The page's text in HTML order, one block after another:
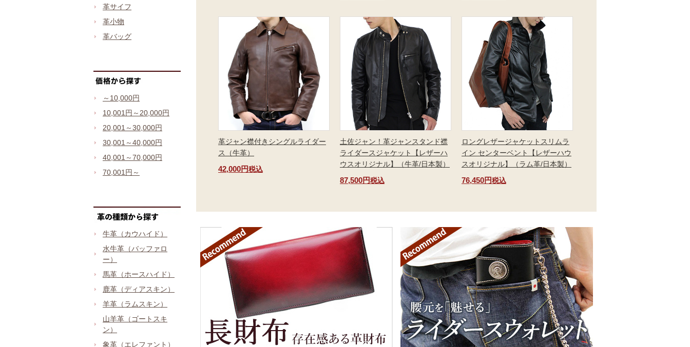
革サイフ
革小物
革バッグ
～10,000円
10,001円～20,000円
20,001～30,000円
30,001～40,000円
40,001～70,000円
70,001円～
牛革（カウハイド）
水牛革（バッファロ
ー）
馬革（ホースハイド）
鹿革（ディアスキン）
羊革（ラムスキン）
山羊革（ゴートスキ
ン）
象革（エレファント）
革ジャン襟付きシングルライダー
ス（牛革）
42,000円税込
土佐ジャン！革ジャンスタンド襟
ライダースジャケット【レザーハ
ウスオリジナル】（牛革/日本製）
87,500円税込
ロングレザージャケットスリムラ
イン センターベント【レザーハウ
スオリジナル】（ラム革/日本製）
76,450円税込